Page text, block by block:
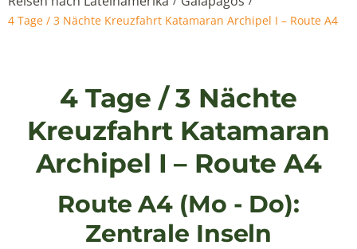
4 Tage / 3 Nächte Kreuzfahrt Katamaran Archipel I – Route A4
4 Tage / 3 Nächte
Kreuzfahrt Katamaran
Archipel I – Route A4
Route A4 (Mo - Do):
Zentrale Inseln